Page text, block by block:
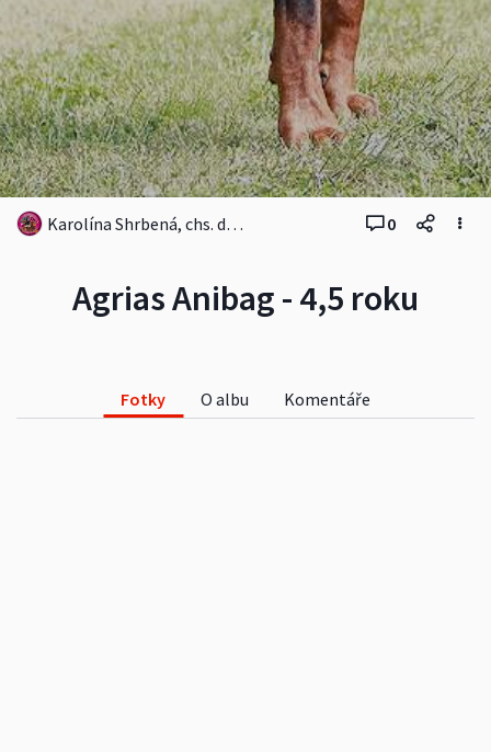
Agrias Anibag - 4,5 roku
Karolína Shrbená, chs. dobrmanů od Černých démonů 0
Fotky O albu Komentáře